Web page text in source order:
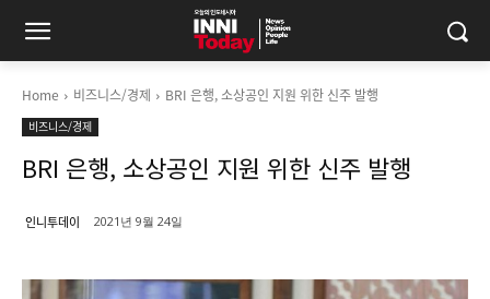
Home 비즈니스/경제 BRI 은행, 소상공인 지원 위한 신주 발행
비즈니스/경제
BRI 은행, 소상공인 지원 위한 신주 발행
인니투데이 2021년 9월 24일